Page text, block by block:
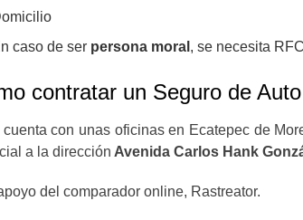
caso de ser persona moral , se necesita
contratar un Seguro de
cuenta con unas oficinas en Ecatepec de
a la dirección Avenida Carlos Hank
del comparador online, Rastreator.